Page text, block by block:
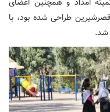
طراحی شده بود، با
شد.